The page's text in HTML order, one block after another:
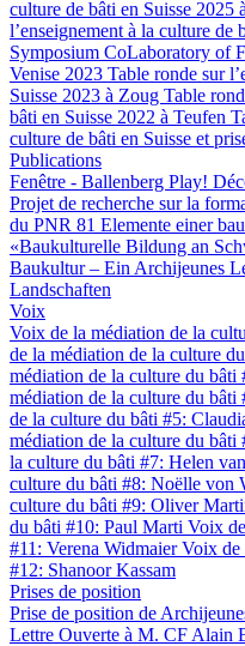
culture de bâti en Suisse 2025
l’enseignement à la culture de
Symposium CoLaboratory of
Venise 2023 Table ronde sur
Suisse 2023 à Zoug Table
bâti en Suisse 2022 à Teufen
culture de bâti en Suisse et
Publications
Fenêtre - Ballenberg Play!
Projet de recherche sur la
du PNR 81 Elemente einer
«Baukulturelle Bildung an
Baukultur – Ein Archijeunes
Landschaften
Voix
Voix de la médiation de la
de la médiation de la culture
médiation de la culture du bâti
médiation de la culture du bâti
de la culture du bâti #5:
médiation de la culture du bâti
la culture du bâti #7: Helen
culture du bâti #8: Noëlle von
culture du bâti #9: Oliver
du bâti #10: Paul Marti Voix
#11: Verena WidmaierVoix de
#12: Shanoor Kassam
Prises de position
Prise de position de
Lettre Ouverte à M. CF Alain